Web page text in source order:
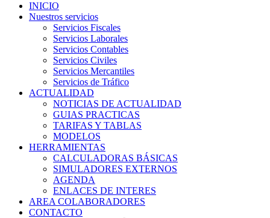
INICIO
Nuestros servicios
Servicios Fiscales
Servicios Laborales
Servicios Contables
Servicios Civiles
Servicios Mercantiles
Servicios de Tráfico
ACTUALIDAD
NOTICIAS DE ACTUALIDAD
GUIAS PRACTICAS
TARIFAS Y TABLAS
MODELOS
HERRAMIENTAS
CALCULADORAS BÁSICAS
SIMULADORES EXTERNOS
AGENDA
ENLACES DE INTERES
AREA COLABORADORES
CONTACTO